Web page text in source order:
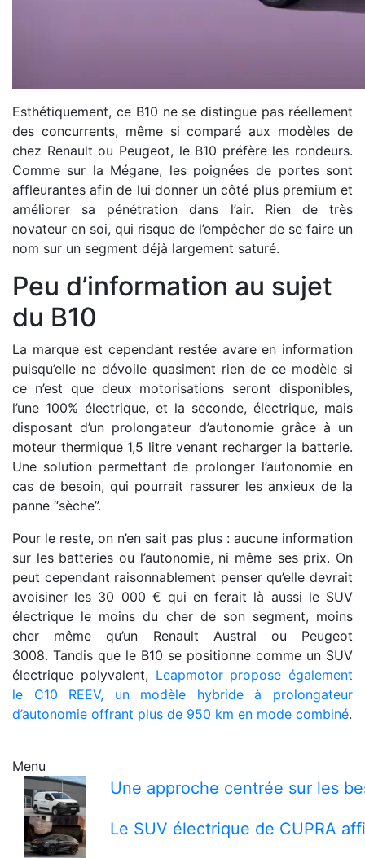
Esthétiquement, ce B10 ne se distingue pas réellement
des concurrents, même si comparé aux modèles de
chez Renault ou Peugeot, le B10 préfère les rondeurs.
Comme sur la Mégane, les poignées de portes sont
affleurantes afin de lui donner un côté plus premium et
améliorer sa pénétration dans l’air. Rien de très
novateur en soi, qui risque de l’empêcher de se faire un
nom sur un segment déjà largement saturé.
Peu d’information au sujet
du B10
La marque est cependant restée avare en information
puisqu’elle ne dévoile quasiment rien de ce modèle si
ce n’est que deux motorisations seront disponibles,
l’une 100% électrique, et la seconde, électrique, mais
disposant d’un prolongateur d’autonomie grâce à un
moteur thermique 1,5 litre venant recharger la batterie.
Une solution permettant de prolonger l’autonomie en
cas de besoin, qui pourrait rassurer les anxieux de la
panne “sèche”.
Pour le reste, on n’en sait pas plus : aucune information
sur les batteries ou l’autonomie, ni même ses prix. On
peut cependant raisonnablement penser qu’elle devrait
avoisiner les 30 000 € qui en ferait là aussi le SUV
électrique le moins du cher de son segment, moins
cher même qu’un Renault Austral ou Peugeot
3008. Tandis que le B10 se positionne comme un SUV
électrique polyvalent, Leapmotor propose également
le C10 REEV, un modèle hybride à prolongateur
d’autonomie offrant plus de 950 km en mode combiné.
Menu
Une approche centrée sur les
Le SUV électrique de CUPRA